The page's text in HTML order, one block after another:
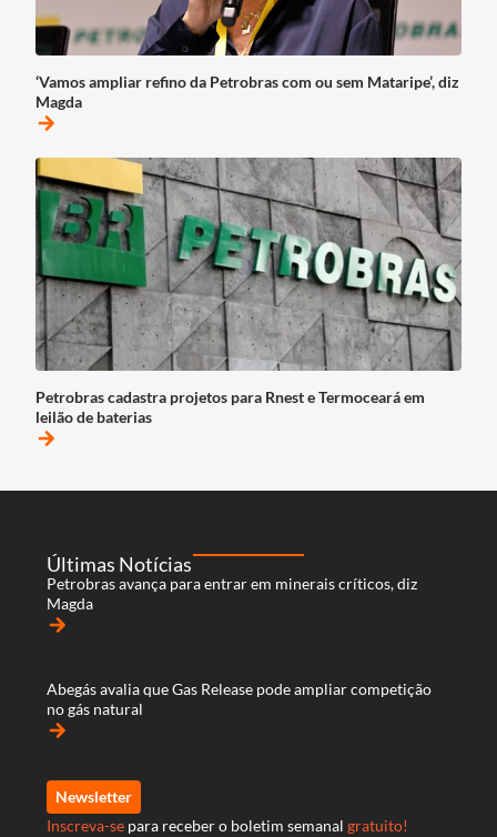
‘Vamos ampliar refino da Petrobras com ou sem Mataripe’, diz
Magda
arrow_forward
Petrobras cadastra projetos para Rnest e Termoceará em
leilão de baterias
arrow_forward
Últimas Notícias
Petrobras avança para entrar em minerais críticos, diz
Magda
arrow_forward
Abegás avalia que Gas Release pode ampliar competição
no gás natural
arrow_forward
Newsletter
Inscreva-se para receber o boletim semanal gratuito!